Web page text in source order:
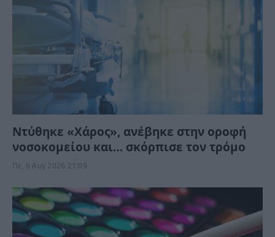
Ντύθηκε «Χάρος», ανέβηκε στην οροφή
νοσοκομείου και… σκόρπισε τον τρόμο
Πε, 6 Αυγ 2026 21:09